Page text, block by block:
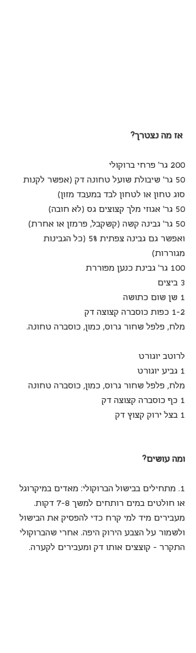
אז מה נצטרך?
200 גר' פרחי ברוקולי
50 גר' שיבולת שועל טחונה דק (אפשר לקנות
סוג טחון או לטחון לבד במעבד מזון)
50 גר' אגוזי מלך קצוצים גס (לא חובה)
50 גר' גבינה קשה (קשקבל, פרמזן או אחרת)
ואפשר גם גבינה צפתית 5% (כל הגבינות
מגוררות)
100 גר' גבינת כנען מפוררת
3 ביצים
1 שן שום כתושה
1-2 כפות כוסברה קצוצה דק
מלח, פלפל שחור גרוס, כמון, כוסברה טחונה.
לרוטב יוגורט
1 גביע יוגורט
מלח, פלפל שחור גרוס, כמון, כוסברה טחונה
1 כף כוסברה קצוצה דק
1 בצל ירוק קצוץ דק
ומה עושים?
1. מתחילים בבישול הברוקולי: מאדים במיקרוגל
או חולטים במים רותחים למשך 7-8 דקות.
מעבירים מיד למי קרח כדי להפסיק את הבישול
ולשמור על הצבע הירוק היפה. אחרי שהברוקולי
התקרר - קוצצים אותו דק ומעבירים לקערה.